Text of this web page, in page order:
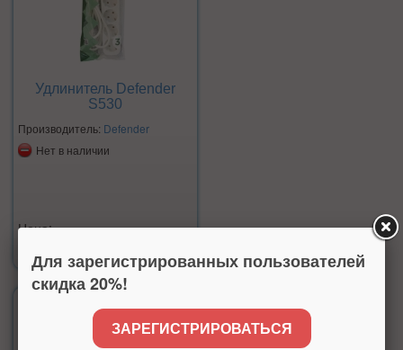
Удлинитель Defender
S530
Производитель: Defender
Нет в наличии
Цена:
Для зарегистрированных пользователей
скидка 20%!
ЗАРЕГИСТРИРОВАТЬСЯ